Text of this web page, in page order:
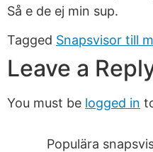
Så e de ej min sup.
Tagged Snapsvisor till
Leave a
You must be logged in
Populära